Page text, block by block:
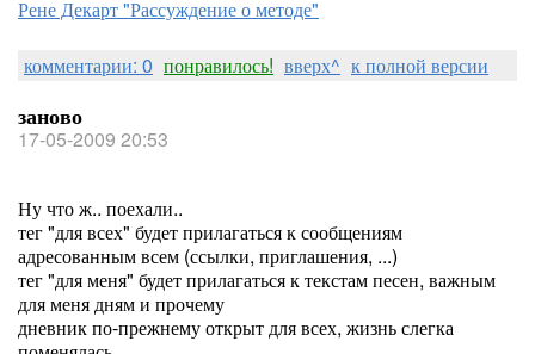
Рене Декарт "Рассуждение о методе"
комментарии: 0 понравилось! вверх^ к полной версии
заново
17-05-2009 20:53
Ну что ж.. поехали..
тег "для всех" будет прилагаться к сообщениям
адресованным всем (ссылки, приглашения, ...)
тег "для меня" будет прилагаться к текстам песен, важным
для меня дням и прочему
дневник по-прежнему открыт для всех, жизнь слегка